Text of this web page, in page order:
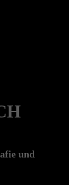
und